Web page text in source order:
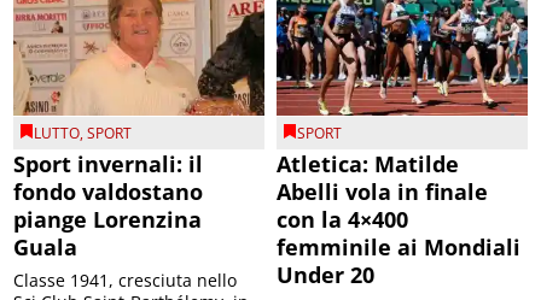
LUTTO,SPORT
Sport invernali: il
fondo valdostano
piange Lorenzina
Guala
Classe 1941, cresciuta nello
SPORT
Atletica: Matilde
Abelli vola in finale
con la 4×400
femminile ai Mondiali
Under 20